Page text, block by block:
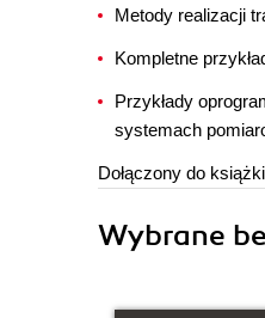
Metody realizacji
Kompletne
Przykłady
systemach
Dołączony do
Wybrane